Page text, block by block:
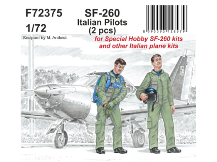
ASK PRODUKTE
NEUHEITEN
PLASTIKMODELLE
ZUBEHÖR
FARBEN & WERKZEUGE
PUBLIKATIONEN